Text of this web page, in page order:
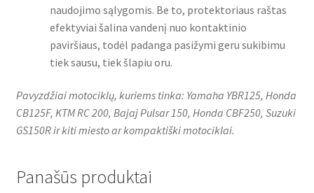
naudojimo sąlygomis. Be to, protektoriaus raštas
efektyviai šalina vandenį nuo kontaktinio
paviršiaus, todėl padanga pasižymi geru sukibimu
tiek sausu, tiek šlapiu oru.
Pavyzdžiai motociklų, kuriems tinka: Yamaha YBR125, Honda
CB125F, KTM RC 200, Bajaj Pulsar 150, Honda CBF250, Suzuki
GS150R ir kiti miesto ar kompaktiški motociklai.
Panašūs produktai